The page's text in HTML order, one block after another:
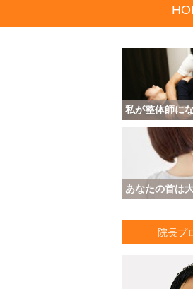
私が整体師に
あなたの首は
院長プ